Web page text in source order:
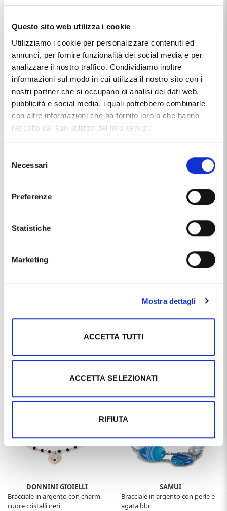
Questo sito web utilizza i cookie
Utilizziamo i cookie per personalizzare contenuti ed
annunci, per fornire funzionalità dei social media e per
analizzare il nostro traffico. Condividiamo inoltre
informazioni sul modo in cui utilizza il nostro sito con i
nostri partner che si occupano di analisi dei dati web,
pubblicità e social media, i quali potrebbero combinarle
con altre informazioni che ha fornito loro o che hanno
raccolto dal suo utilizzo dei loro servizi.
delNecessari
Preferenze
Statistiche
Marketing
Mostra dettagli
ACCETTA TUTTI
ACCETTA SELEZIONATI
RIFIUTA
Caratteristiche
Chiusura
Materiale
Questo articolo dal nome
BRACCIALE DONNA IN ARGENTO
DELLA COLLEZIONE CLASSIQUE MARCELLO PANE
categoriaBRACCIALI IN ARGENTO, e più precisamente
, è un prodotto al momento non disponibile ed il
Ti potrebbe anche interessare
DONNINI GIOIELLI
Bracciale in argento con charm
cuore cristalli neri
SAMUI
Bracciale in argento con perle e
agata blu